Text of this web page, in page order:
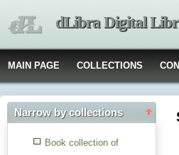
dLibra Digital
MAIN PAGE COLLECTIONS
Narrow by collections
Book collection of